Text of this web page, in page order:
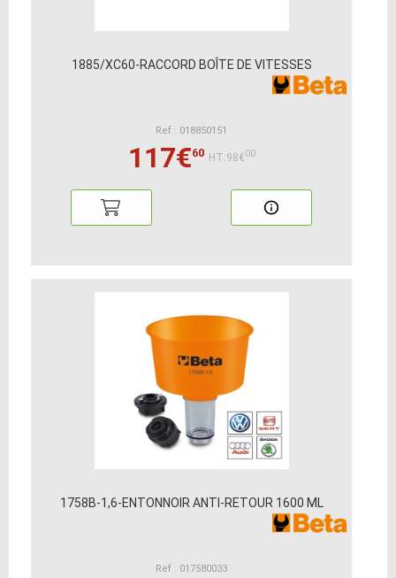
1885/XC60-RACCORD BOÎTE DE VITESSES
Ref : 018850151
117€60 HT:98€00
1758B-1,6-ENTONNOIR ANTI-RETOUR 1600 ML
Ref : 017580033